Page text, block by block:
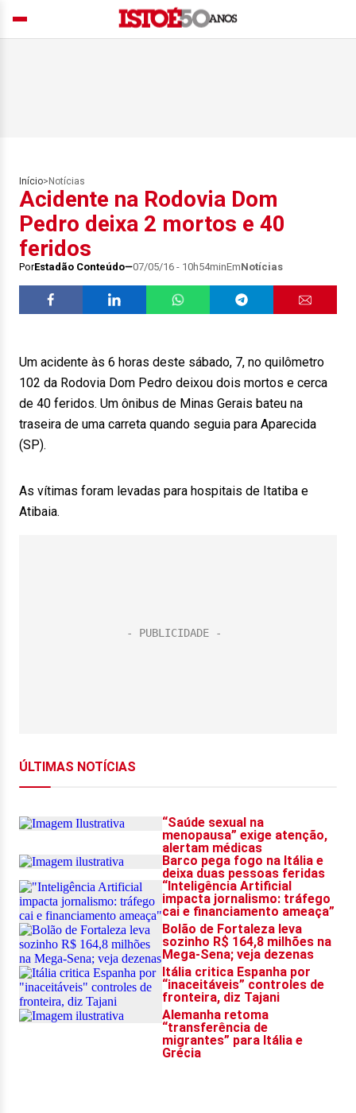
Início> Notícias
Acidente na Rodovia Dom
Pedro deixa 2 mortos e 40
feridos
PorEstadão Conteúdo 07/05/16 - 10h54minEmNotícias
Um acidente às 6 horas deste sábado, 7, no quilômetro
102 da Rodovia Dom Pedro deixou dois mortos e cerca
de 40 feridos. Um ônibus de Minas Gerais bateu na
traseira de uma carreta quando seguia para Aparecida
(SP).
As vítimas foram levadas para hospitais de Itatiba e
Atibaia.